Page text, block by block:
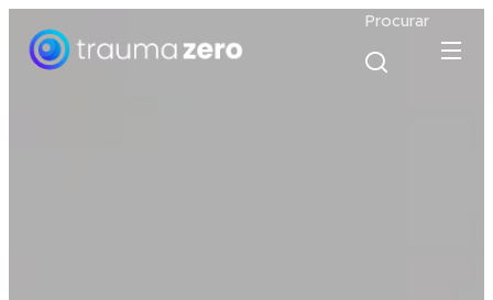
Procurar